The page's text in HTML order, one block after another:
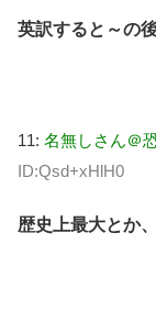
英訳すると～の
11: 名無しさん＠
ID:Qsd+xHlH0
歴史上最大とか